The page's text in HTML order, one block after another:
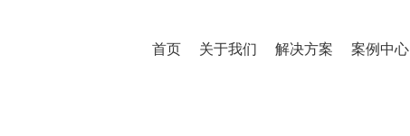
首页 关于我们 解决方案 案例中心